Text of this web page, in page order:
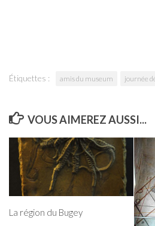
Étiquettes : amis du museum journée
VOUS AIMEREZ AUSSI...
La région du Bugey